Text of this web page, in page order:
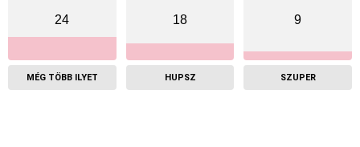
24
MÉG TÖBB ILYET
18
HUPSZ
9
SZUPER